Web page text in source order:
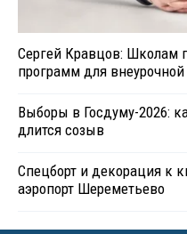
Сергей Кравцов: Школам
программ для
Выборы в Госдуму-2026:
длится созыв
Спецборт и декорация к
аэропорт Шереметьево